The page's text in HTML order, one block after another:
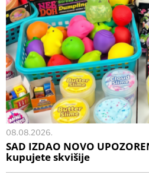
08.08.2026.
SAD IZDAO NOVO
kupujete skvišije